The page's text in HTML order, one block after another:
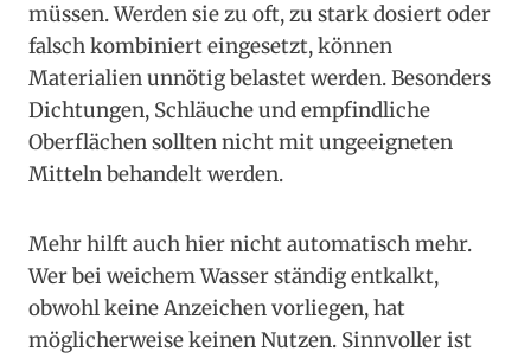
müssen. Werden sie zu oft, zu stark dosiert oder
falsch kombiniert eingesetzt, können
Materialien unnötig belastet werden. Besonders
Dichtungen, Schläuche und empfindliche
Oberflächen sollten nicht mit ungeeigneten
Mitteln behandelt werden.
Mehr hilft auch hier nicht automatisch mehr.
Wer bei weichem Wasser ständig entkalkt,
obwohl keine Anzeichen vorliegen, hat
möglicherweise keinen Nutzen. Sinnvoller ist